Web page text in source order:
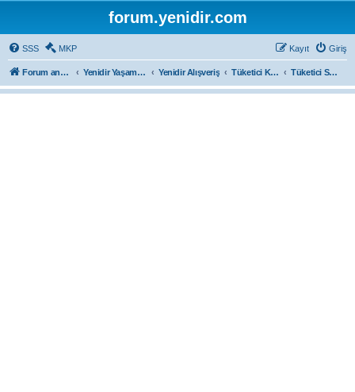
forum.yenidir.com
SSS MKP Giriş
Kayıt
Forum ana sayfa Yenidir Yaşam ve Sağlık Yenidir Alışveriş Tüketici Köşesi Tüketici Sorunları